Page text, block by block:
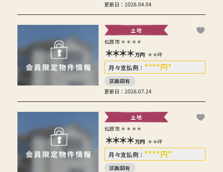
更新日：2026.04.04
土地
松原市＊＊＊＊
＊＊＊＊ 万円 ＊＊坪
月々支払例： ****円*
区画図有
更新日：2026.07.24
土地
松原市＊＊＊＊
＊＊＊＊ 万円 ＊＊坪
月々支払例： ****円*
区画図有